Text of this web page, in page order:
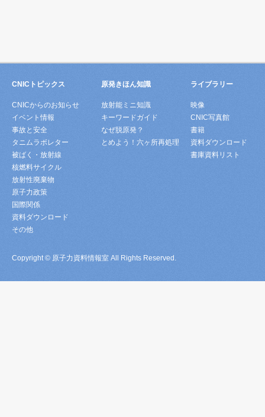
CNICトピックス
CNICからのお知らせ
イベント情報
事故と安全
タニムラボレター
被ばく・放射線
核燃料サイクル
放射性廃棄物
原子力政策
国際関係
資料ダウンロード
その他
原発きほん知識
放射能ミニ知識
キーワードガイド
なぜ脱原発？
とめよう！六ヶ所再処理
ライブラリー
映像
CNIC写真館
書籍
資料ダウンロード
書庫資料リスト
Copyright © 原子力資料情報室 All Rights Reserved.